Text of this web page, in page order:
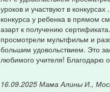
уроков и участвуют в
конкурса у ребенка в прямом
азарт к получению
просмотрели мультфильм и
большим удовольствием. Это
любимого учителя! Благодарю
16.09.2025Мама Алины И.,